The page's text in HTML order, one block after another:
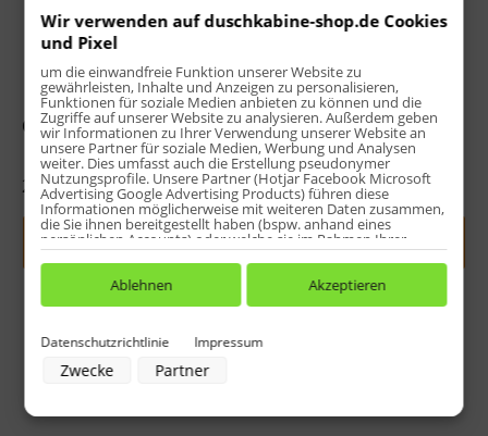
O-Dichtung
27,23 € *
Jetzt indiv. konfigurieren
Wasserabweisprofil
inkl. Einschubdichtung
41,51 € *
Jetzt indiv. konfigurieren
Wir verwenden auf duschkabine-shop.de Cookies
und Pixel
um die einwandfreie Funktion unserer Website zu
gewährleisten, Inhalte und Anzeigen zu personalisieren,
Funktionen für soziale Medien anbieten zu können und die
Zugriffe auf unserer Website zu analysieren. Außerdem geben
wir Informationen zu Ihrer Verwendung unserer Website an
unsere Partner für soziale Medien, Werbung und Analysen
weiter. Dies umfasst auch die Erstellung pseudonymer
Nutzungsprofile. Unsere Partner (Hotjar Facebook Microsoft
Advertising Google Advertising Products) führen diese
Informationen möglicherweise mit weiteren Daten zusammen,
die Sie ihnen bereitgestellt haben (bspw. anhand eines
persönlichen Accounts) oder welche sie im Rahmen Ihrer
Nutzung der Dienste gesammelt haben (bspw. Nutzungsdaten
anderer Geräte). Ihre Einwilligung zur Nutzung von Cookies
und Pixeln können Sie jederzeit widerrufen, indem Sie auf den
Datenschutz-Button links unten klicken und dort die
Zwecke der Datenverarbeitung durch unsere Partner:
Speichern von oder Zugriff auf Informationen auf einem Endgerät
Verwendung von Profilen zur Auswahl personalisierter Werbung
Datenschutzrichtlinie Impressum
Zwecke Partner
Ablehnen Akzeptieren